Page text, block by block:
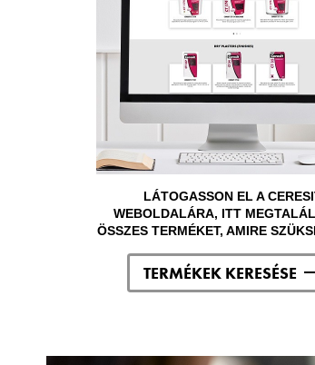
LÁTOGASSON EL A
WEBOLDALÁRA, ITT
ÖSSZES TERMÉKET, AMIRE
TERMÉKEK KERESÉSE